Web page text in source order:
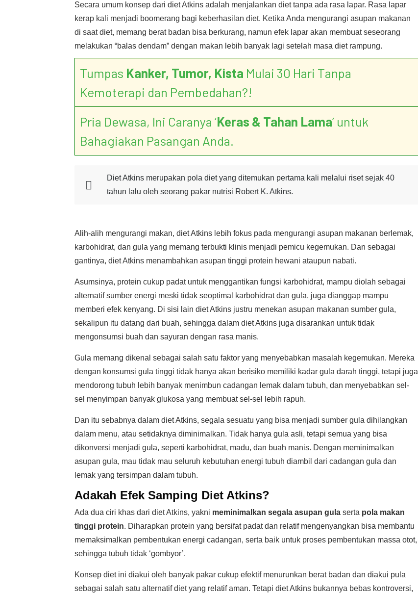
Secara umum konsep dari diet Atkins adalah menjalankan diet tanpa ada rasa lapar. Rasa lapar
kerap kali menjadi boomerang bagi keberhasilan diet. Ketika Anda mengurangi asupan makanan
di saat diet, memang berat badan bisa berkurang, namun efek lapar akan membuat seseorang
melakukan “balas dendam” dengan makan lebih banyak lagi setelah masa diet rampung.
Tumpas Kanker, Tumor, Kista Mulai 30 Hari Tanpa
Kemoterapi dan Pembedahan?!
Pria Dewasa, Ini Caranya ‘Keras & Tahan Lama’ untuk
Bahagiakan Pasangan Anda.
Diet Atkins merupakan pola diet yang ditemukan pertama kali melalui riset sejak 40
tahun lalu oleh seorang pakar nutrisi Robert K. Atkins.
Alih-alih mengurangi makan, diet Atkins lebih fokus pada mengurangi asupan makanan berlemak,
karbohidrat, dan gula yang memang terbukti klinis menjadi pemicu kegemukan. Dan sebagai
gantinya, diet Atkins menambahkan asupan tinggi protein hewani ataupun nabati.
Asumsinya, protein cukup padat untuk menggantikan fungsi karbohidrat, mampu diolah sebagai
alternatif sumber energi meski tidak seoptimal karbohidrat dan gula, juga dianggap mampu
memberi efek kenyang. Di sisi lain diet Atkins justru menekan asupan makanan sumber gula,
sekalipun itu datang dari buah, sehingga dalam diet Atkins juga disarankan untuk tidak
mengonsumsi buah dan sayuran dengan rasa manis.
Gula memang dikenal sebagai salah satu faktor yang menyebabkan masalah kegemukan. Mereka
dengan konsumsi gula tinggi tidak hanya akan berisiko memiliki kadar gula darah tinggi, tetapi juga
mendorong tubuh lebih banyak menimbun cadangan lemak dalam tubuh, dan menyebabkan sel-
sel menyimpan banyak glukosa yang membuat sel-sel lebih rapuh.
Dan itu sebabnya dalam diet Atkins, segala sesuatu yang bisa menjadi sumber gula dihilangkan
dalam menu, atau setidaknya diminimalkan. Tidak hanya gula asli, tetapi semua yang bisa
dikonversi menjadi gula, seperti karbohidrat, madu, dan buah manis. Dengan meminimalkan
asupan gula, mau tidak mau seluruh kebutuhan energi tubuh diambil dari cadangan gula dan
lemak yang tersimpan dalam tubuh.
Adakah Efek Samping Diet Atkins?
Ada dua ciri khas dari diet Atkins, yakni meminimalkan segala asupan gula serta pola makan
tinggi protein. Diharapkan protein yang bersifat padat dan relatif mengenyangkan bisa membantu
memaksimalkan pembentukan energi cadangan, serta baik untuk proses pembentukan massa otot,
sehingga tubuh tidak ‘gombyor’.
Konsep diet ini diakui oleh banyak pakar cukup efektif menurunkan berat badan dan diakui pula
sebagai salah satu alternatif diet yang relatif aman. Tetapi diet Atkins bukannya bebas kontroversi,